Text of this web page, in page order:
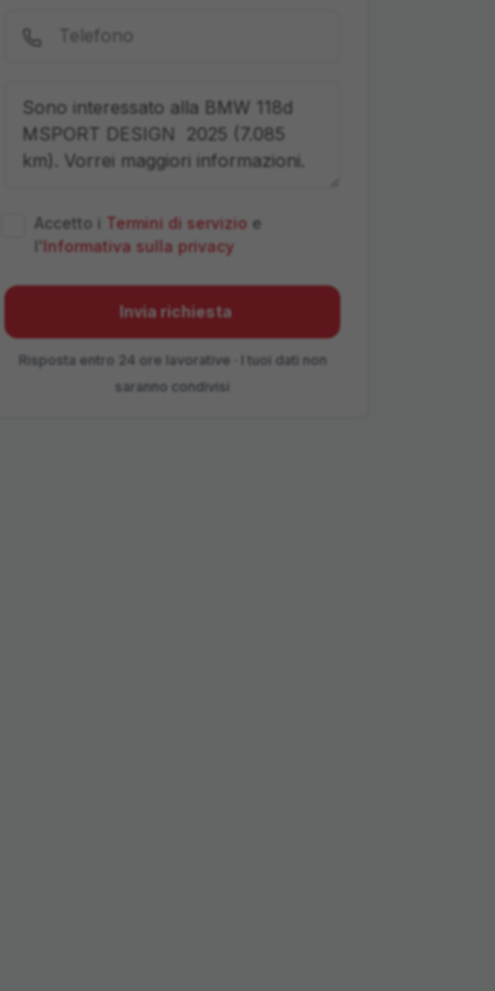
Accetto i Termini di servizio e
l'Informativa sulla privacy
Invia richiesta
Risposta entro 24 ore lavorative · I tuoi dati non
saranno condivisi